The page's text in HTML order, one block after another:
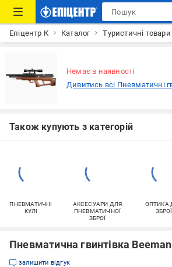
Епіцентр К Каталог Туристичні товари
Немає в наявності
Дивитись всі Пневматичні
Також купують з категорій
ПНЕВМАТИЧНІ
КУЛІ
АКСЕСУАРИ ДЛЯ
ПНЕВМАТИЧНОЇ
ЗБРОЇ
ОПТИКА
ЗБРОЇ
Пневматична гвинтівка
залишити відгук